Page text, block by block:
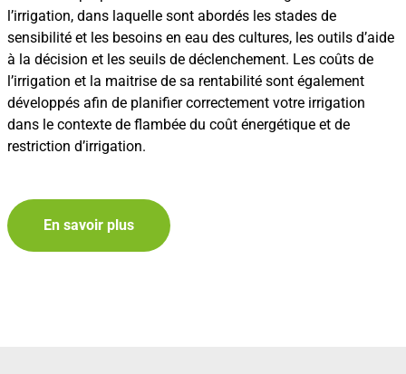
l’irrigation, dans laquelle sont abordés les stades de
sensibilité et les besoins en eau des cultures, les outils d’aide
à la décision et les seuils de déclenchement. Les coûts de
l’irrigation et la maitrise de sa rentabilité sont également
développés afin de planifier correctement votre irrigation
dans le contexte de flambée du coût énergétique et de
restriction d’irrigation.
En savoir plus